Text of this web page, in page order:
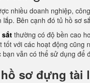
nhiều doanh nghiệp,
Bên cạnh đó tủ hồ sơ
sắtthường có độ bền cao
với các hoạt động
vẫn có thể sử dụng để
sơ đựng